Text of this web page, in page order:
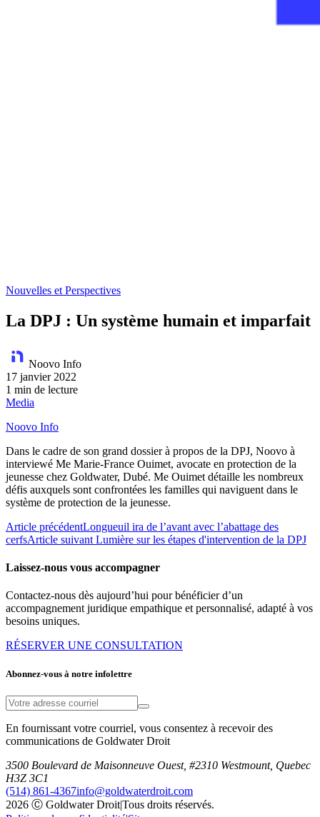
Nouvelles et Perspectives
La DPJ : Un système humain et imparfait
Noovo Info
17 janvier 2022
1 min de lecture
Media
Noovo Info
Dans le cadre de son grand dossier à propos de la DPJ, Noovo à
interviewé Me Marie-France Ouimet, avocate en protection de la
jeunesse chez Goldwater, Dubé. Me Ouimet détaille les nombreux
défis auxquels sont confrontées les familles qui naviguent dans le
système de protection de la jeunesse.
Article précédentLongueuil ira de l’avant avec l’abattage des
cerfsArticle suivant Lumière sur les étapes d'intervention de la DPJ
Laissez-nous vous accompagner
Contactez-nous dès aujourd’hui pour bénéficier d’un
accompagnement juridique empathique et personnalisé, adapté à vos
besoins uniques.
RÉSERVER UNE CONSULTATION
Abonnez-vous à notre infolettre
En fournissant votre courriel, vous consentez à recevoir des
communications de Goldwater Droit
3500 Boulevard de Maisonneuve Ouest, #2310 Westmount, Quebec
H3Z 3C1
(514) 861-4367info@goldwaterdroit.com
2026 Ⓒ Goldwater Droit|Tous droits réservés.